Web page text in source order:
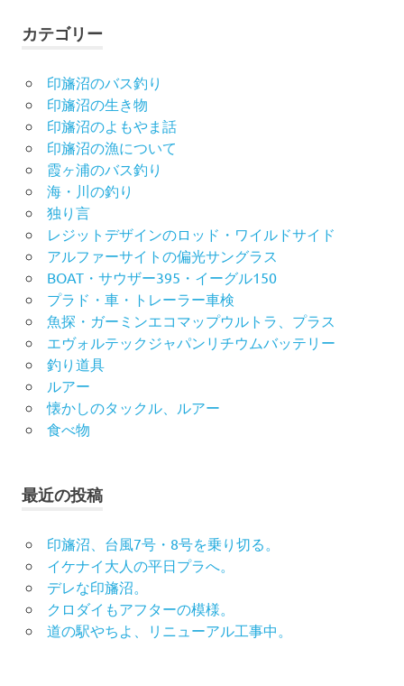
カテゴリー
印旛沼のバス釣り
印旛沼の生き物
印旛沼のよもやま話
印旛沼の漁について
霞ヶ浦のバス釣り
海・川の釣り
独り言
レジットデザインのロッド・ワイルドサイド
アルファーサイトの偏光サングラス
BOAT・サウザー395・イーグル150
プラド・車・トレーラー車検
魚探・ガーミンエコマップウルトラ、プラス
エヴォルテックジャパンリチウムバッテリー
釣り道具
ルアー
懐かしのタックル、ルアー
食べ物
最近の投稿
印旛沼、台風7号・8号を乗り切る。
イケナイ大人の平日プラへ。
デレな印旛沼。
クロダイもアフターの模様。
道の駅やちよ、リニューアル工事中。